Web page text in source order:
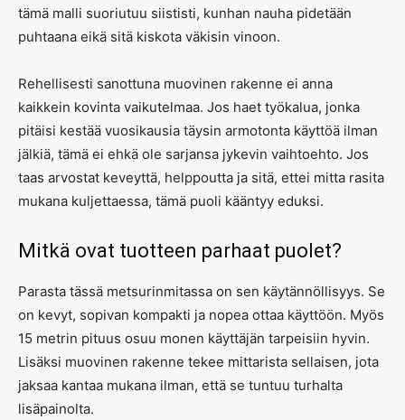
tämä malli suoriutuu siististi, kunhan nauha pidetään
puhtaana eikä sitä kiskota väkisin vinoon.
Rehellisesti sanottuna muovinen rakenne ei anna
kaikkein kovinta vaikutelmaa. Jos haet työkalua, jonka
pitäisi kestää vuosikausia täysin armotonta käyttöä ilman
jälkiä, tämä ei ehkä ole sarjansa jykevin vaihtoehto. Jos
taas arvostat keveyttä, helppoutta ja sitä, ettei mitta rasita
mukana kuljettaessa, tämä puoli kääntyy eduksi.
Mitkä ovat tuotteen parhaat puolet?
Parasta tässä metsurinmitassa on sen käytännöllisyys. Se
on kevyt, sopivan kompakti ja nopea ottaa käyttöön. Myös
15 metrin pituus osuu monen käyttäjän tarpeisiin hyvin.
Lisäksi muovinen rakenne tekee mittarista sellaisen, jota
jaksaa kantaa mukana ilman, että se tuntuu turhalta
lisäpainolta.